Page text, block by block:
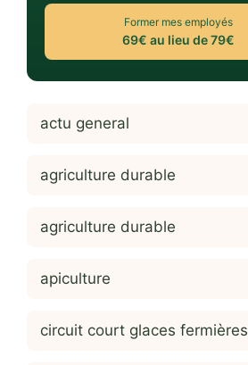
Former mes employés
69€ au lieu de 79€
actu general
agriculture durable
agriculture durable
apiculture
circuit court glaces fermières